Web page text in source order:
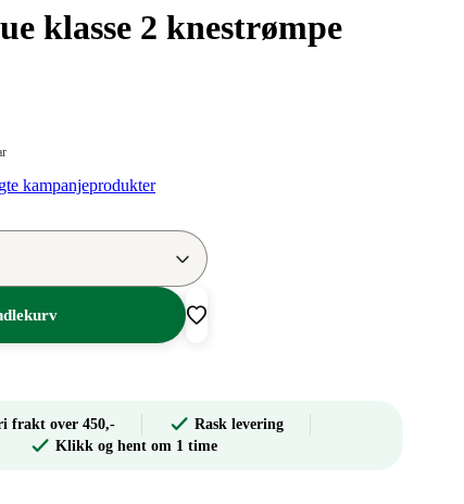
klasse 2 knestrømpe
kampanjeprodukter
frakt over 450,-
Rask levering
Klikk og hent om 1 time